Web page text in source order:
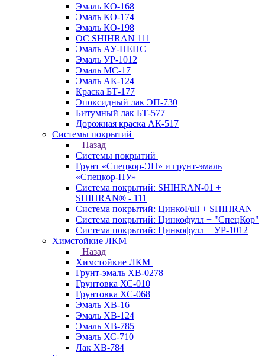
Эмаль КО-168
Эмаль КО-174
Эмаль КО-198
ОС SHIHRAN 111
Эмаль АУ-НЕНС
Эмаль УР-1012
Эмаль МС-17
Эмаль АК-124
Краска БТ-177
Эпоксидный лак ЭП-730
Битумный лак БТ-577
Дорожная краска АК-517
Системы покрытий
Назад
Системы покрытий
Грунт «Спецкор-ЭП» и грунт-эмаль
«Спецкор-ПУ»
Система покрытий: SHIHRAN-01 +
SHIHRAN® - 111
Система покрытий: ЦинкоFull + SHIHRAN
Система покрытий: Цинкофулл + "СпецКор"
Система покрытий: Цинкофулл + УР-1012
Химстойкие ЛКМ
Назад
Химстойкие ЛКМ
Грунт-эмаль ХВ-0278
Грунтовка ХС-010
Грунтовка ХС-068
Эмаль ХВ-16
Эмаль ХВ-124
Эмаль ХВ-785
Эмаль ХС-710
Лак ХВ-784